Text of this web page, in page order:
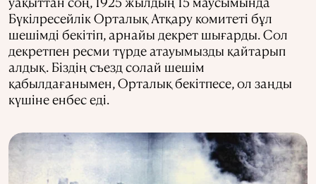
Бүкілресейлік Орталық Атқару комитеті бұл
шешімді бекітіп, арнайы декрет шығарды. Сол
декретпен ресми түрде атауымызды қайтарып
алдық. Біздің съезд солай шешім
қабылдағанымен, Орталық бекітпесе, ол заңды
күшіне енбес еді.